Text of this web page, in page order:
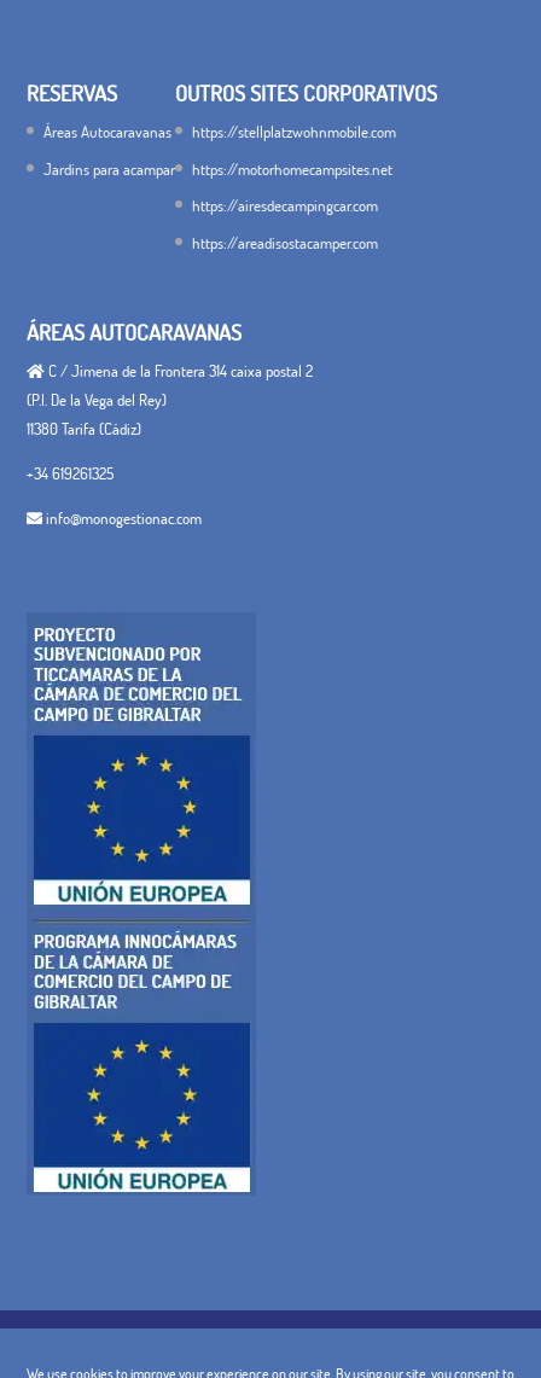
RESERVAS
Áreas Autocaravanas
Jardins para acampar
OUTROS SITES CORPORATIVOS
https://stellplatzwohnmobile.com
https://motorhomecampsites.net
https://airesdecampingcar.com
https://areadisostacamper.com
ÁREAS AUTOCARAVANAS
C / Jimena de la Frontera 314 caixa postal 2
(P.I. De la Vega del Rey)
11380 Tarifa (Cádiz)
+34 619261325
info@monogestionac.com
AVISO LEGAL
CONDIÇÕES GERAIS